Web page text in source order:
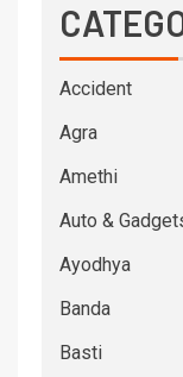
Accident
Agra
Amethi
Auto &
Ayodhya
Banda
Basti